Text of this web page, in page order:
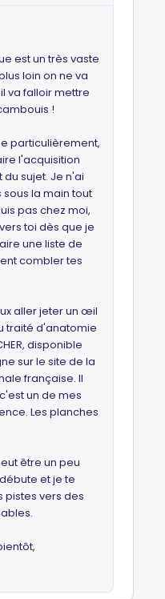
est un très vaste
loin on ne va
va falloir mettre
!
particulièrement,
l'acquisition
sujet. Je n'ai
la main tout
pas chez moi,
toi dès que je
une liste de
combler tes
aller jeter un œil
traité d'anatomie
disponible
sur le site de la
française. Il
un de mes
Les planches
être un peu
et je te
vers des